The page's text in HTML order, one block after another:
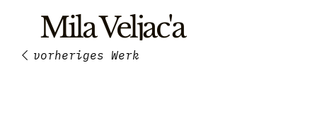
Mila Veljac'a